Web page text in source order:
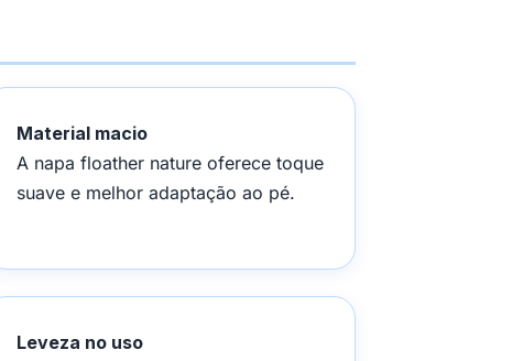
Material macio
A napa floather nature oferece toque
suave e melhor adaptação ao pé.
Leveza no uso